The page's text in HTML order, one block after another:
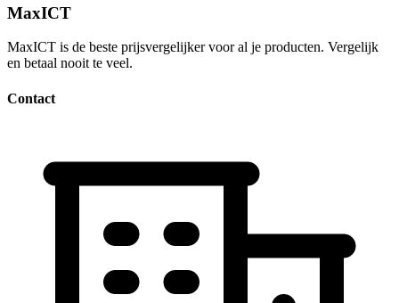
MaxICT
MaxICT is de beste prijsvergelijker voor al je producten. Vergelijk
en betaal nooit te veel.
Contact